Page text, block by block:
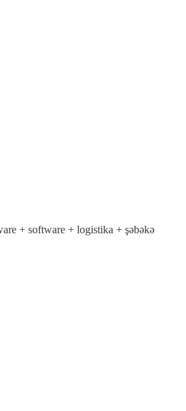
+ software + logistika + şəbəkə